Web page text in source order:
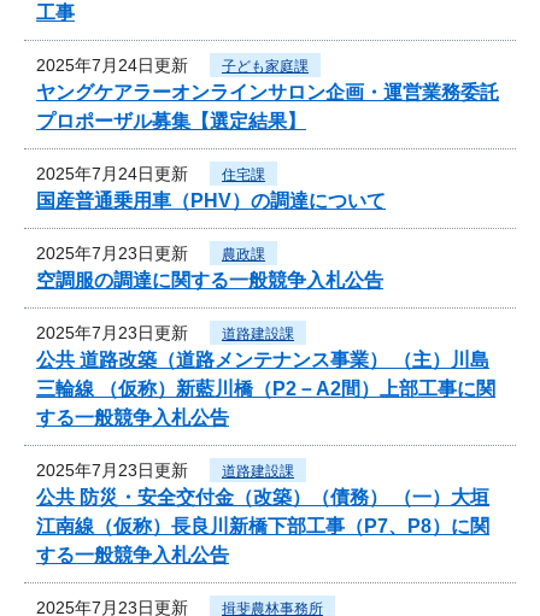
工事
2025年7月24日更新 子ども家庭課
ヤングケアラーオンラインサロン企画・運営業務委託
プロポーザル募集【選定結果】
2025年7月24日更新 住宅課
国産普通乗用車（PHV）の調達について
2025年7月23日更新 農政課
空調服の調達に関する一般競争入札公告
2025年7月23日更新 道路建設課
公共 道路改築（道路メンテナンス事業） （主）川島
三輪線 （仮称）新藍川橋（P2－A2間）上部工事に関
する一般競争入札公告
2025年7月23日更新 道路建設課
公共 防災・安全交付金（改築）（債務） （一）大垣
江南線（仮称）長良川新橋下部工事（P7、P8）に関
する一般競争入札公告
2025年7月23日更新 揖斐農林事務所